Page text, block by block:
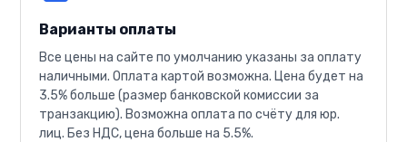
Варианты оплаты
Все цены на сайте по умолчанию указаны за оплату
наличными. Оплата картой возможна. Цена будет на
3.5% больше (размер банковской комиссии за
транзакцию). Возможна оплата по счёту для юр.
лиц. Без НДС, цена больше на 5.5%.